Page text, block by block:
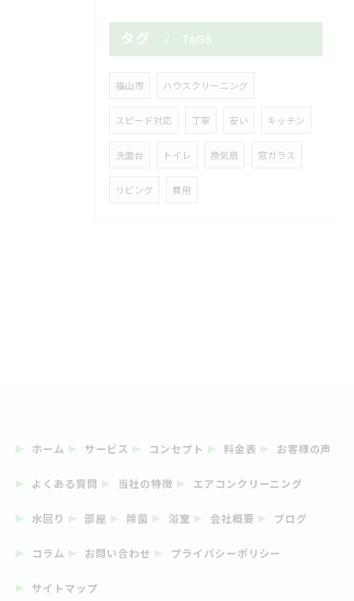
タグ TAGS
福山市 ハウスクリーニング
スピード対応 丁寧 安い キッチン
洗面台 トイレ 換気扇 窓ガラス
リビング 費用
ホーム サービス コンセプト 料金表 お客様の声
よくある質問 当社の特徴 エアコンクリーニング
水回り 部屋 除菌 浴室 会社概要 ブログ
コラム お問い合わせ プライバシーポリシー
サイトマップ